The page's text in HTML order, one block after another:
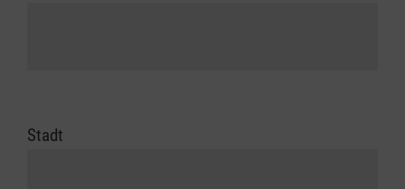
Stadt